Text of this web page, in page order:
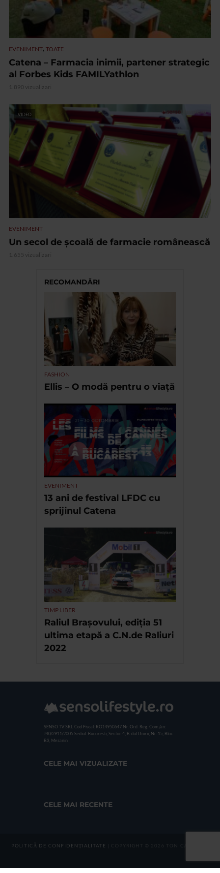
EVENIMENT, TOATE
Catena – Farmacia inimii, partener strategic
al Forbes Kids FAMILYathlon
1.890 vizualizari
VIDEO
EVENIMENT
Un secol de școală de farmacie românească
1.655 vizualizari
RECOMANDĂRI
FASHION
Ellis – O modă pentru o viață
EVENIMENT
13 ani de festival LFDC cu
sprijinul Catena
TIMP LIBER
Raliul Brașovului, ediția 51
ultima etapă a C.N.de Raliuri
2022
SENSO TV SRL Cod Fiscal: RO14950647 Nr. Ord. Reg. Com./an:
J40/2911/2005 Sediul: Bucuresti, Sector 4, B-dul Unirii, Nr. 15, Bloc
B3, Mezanin
CELE MAI VIZUALIZATE
CELE MAI RECENTE
POLITICĂ DE CONFIDENȚIALITATE | COPYRIGHT © 2026 TONICA GROUP